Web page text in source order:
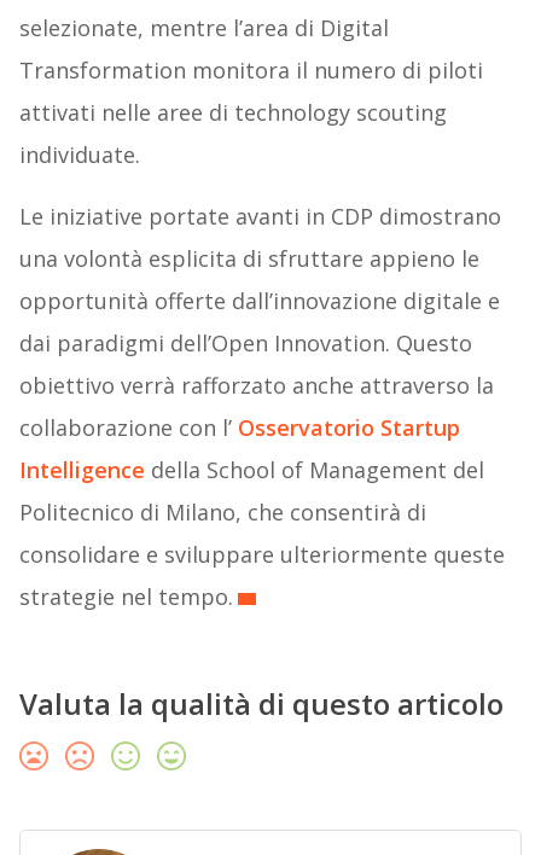
selezionate, mentre l’area di Digital
Transformation monitora il numero di piloti
attivati nelle aree di technology scouting
individuate.
Le iniziative portate avanti in CDP dimostrano
una volontà esplicita di sfruttare appieno le
opportunità offerte dall’innovazione digitale e
dai paradigmi dell’Open Innovation. Questo
obiettivo verrà rafforzato anche attraverso la
collaborazione con l’ Osservatorio Startup
Intelligence della School of Management del
Politecnico di Milano, che consentirà di
consolidare e sviluppare ulteriormente queste
strategie nel tempo.
Valuta la qualità di questo articolo